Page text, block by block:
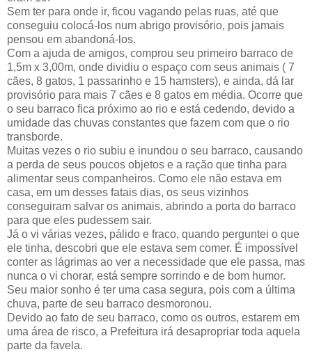
Sem ter para onde ir, ficou vagando pelas ruas, até que
conseguiu colocá-los num abrigo provisório, pois jamais
pensou em abandoná-los.
Com a ajuda de amigos, comprou seu primeiro barraco de
1,5m x 3,00m, onde dividiu o espaço com seus animais ( 7
cães, 8 gatos, 1 passarinho e 15 hamsters), e ainda, dá lar
provisório para mais 7 cães e 8 gatos em média. Ocorre que
o seu barraco fica próximo ao rio e está cedendo, devido a
umidade das chuvas constantes que fazem com que o rio
transborde.
Muitas vezes o rio subiu e inundou o seu barraco, causando
a perda de seus poucos objetos e a ração que tinha para
alimentar seus companheiros. Como ele não estava em
casa, em um desses fatais dias, os seus vizinhos
conseguiram salvar os animais, abrindo a porta do barraco
para que eles pudessem sair.
Já o vi várias vezes, pálido e fraco, quando perguntei o que
ele tinha, descobri que ele estava sem comer. É impossível
conter as lágrimas ao ver a necessidade que ele passa, mas
nunca o vi chorar, está sempre sorrindo e de bom humor.
Seu maior sonho é ter uma casa segura, pois com a última
chuva, parte de seu barraco desmoronou.
Devido ao fato de seu barraco, como os outros, estarem em
uma área de risco, a Prefeitura irá desapropriar toda aquela
parte da favela.